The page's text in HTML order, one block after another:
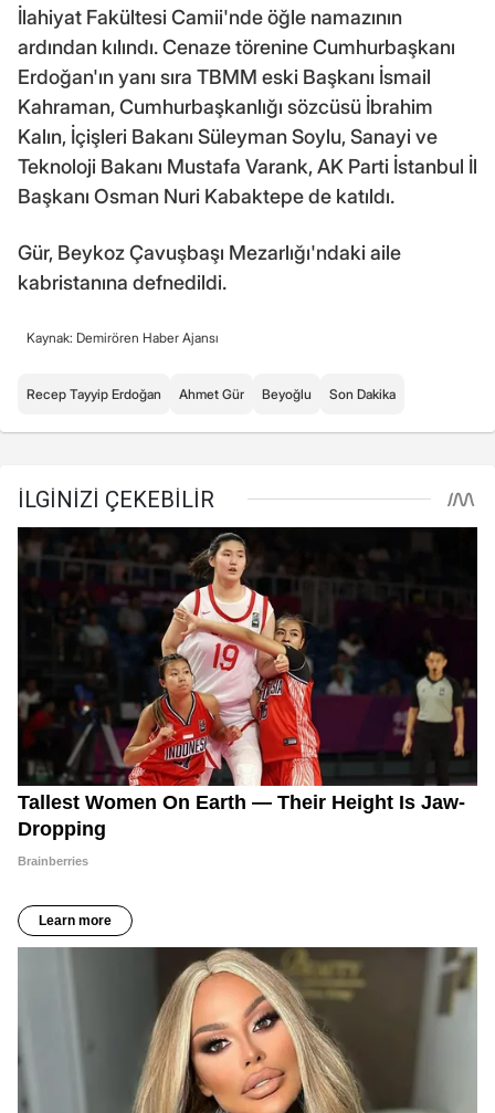
İlahiyat Fakültesi Camii'nde öğle namazının
ardından kılındı. Cenaze törenine Cumhurbaşkanı
Erdoğan'ın yanı sıra TBMM eski Başkanı İsmail
Kahraman, Cumhurbaşkanlığı sözcüsü İbrahim
Kalın, İçişleri Bakanı Süleyman Soylu, Sanayi ve
Teknoloji Bakanı Mustafa Varank, AK Parti İstanbul İl
Başkanı Osman Nuri Kabaktepe de katıldı.
Gür, Beykoz Çavuşbaşı Mezarlığı'ndaki aile
kabristanına defnedildi.
Kaynak: Demirören Haber Ajansı
Recep Tayyip Erdoğan Ahmet Gür Beyoğlu Son Dakika